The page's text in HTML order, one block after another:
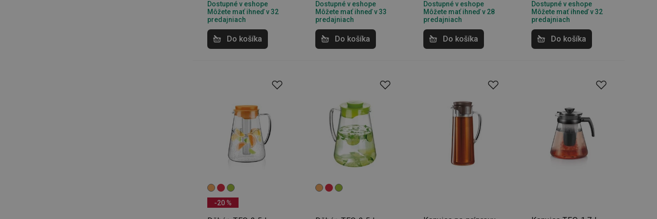
Dostupné v eshope
Môžete mať ihneď v 32
predajniach
Do košíka
Dostupné v eshope
Môžete mať ihneď v 33
predajniach
Do košíka
Dostupné v eshope
Môžete mať ihneď v 28
predajniach
Do košíka
Dostupné v eshope
Môžete mať ihneď v 32
predajniach
Do košíka
-20 %
vyvíjejícími se webovými standardy a právními předpisy o
ochraně soukromí.
1 rok
Tento soubor cookie se používá k ukládání souhlasu
uživatele pro cookies na webových stránkách.
.tescoma.cz 1 mesiac
Tento cookie se používá k jedinečné identifikaci zařízení,
navigačních zkušeností uživatele tím, že je přiřadí
konkrétnímu serveru a zajistí konzistentnější a efektivnější
Twitter Inc.
.smartadserver.com
sekunda
Tento súbor cookie umožňuje návštevníkom webových
stránok používať funkcie súvisiace s Twitterom z webovej
stránky, ktorú navštevujú.
www.tescoma.sk
4 týždne
Tento súbor cookie zaznamenáva posledné produkty
zobrazené návštevníkom pre zlepšenie skúseností
prehliadania a odporúčaní.
www.tescoma.sk
Cookies
relácie
Zvyčajne sa používa na vyváženie záťaže. Identifikuje
server, ktorý doručil poslednú stránku do prehľadávača.